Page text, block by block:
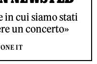
in cui siamo stati
un concerto»
IT